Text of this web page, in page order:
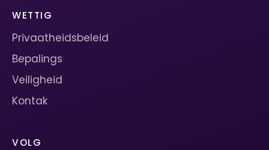
WETTIG
Privaatheidsbeleid
Bepalings
Veiligheid
Kontak
VOLG